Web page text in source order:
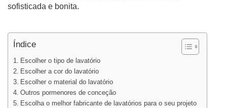
sofisticada e bonita.
Índice
Escolher o tipo de lavatório
Escolher a cor do lavatório
Escolher o material do lavatório
Outros pormenores de conceção
Escolha o melhor fabricante de lavatórios para o seu projeto